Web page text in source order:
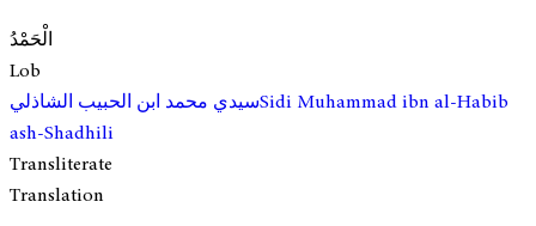
الْحَمْدُ
Lob
سيدي محمد ابن الحبيب الشاذليSidi Muhammad ibn al-Habib
ash-Shadhili
Transliterate
Translation